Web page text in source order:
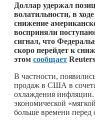
Доллар удержал
волатильности, в
снижение
восприняли
сигнал, что
скоро перейдет к
этом сообщает
В частности,
продаж в США в
охлаждения
экономической
больше времени перед